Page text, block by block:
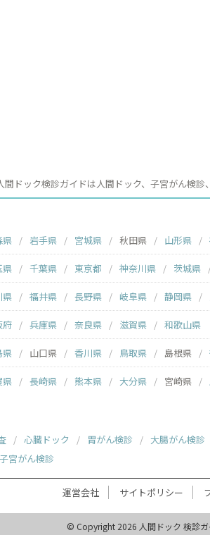
間ドック検診ガイドは人間ドック、子宮がん検診
県 岩手県 宮城県 秋田県 山形県
県 千葉県 東京都 神奈川県 茨城県
県 福井県 長野県 岐阜県 静岡県
府 兵庫県 奈良県 滋賀県 和歌山県
県 山口県 香川県 鳥取県 島根県
県 長崎県 熊本県 大分県 宮崎県
心臓ドック 胃がん検診 大腸がん検診
子宮がん検診
運営会社 サイトポリシー
© Copyright 2026 人間ドック 検診ガ